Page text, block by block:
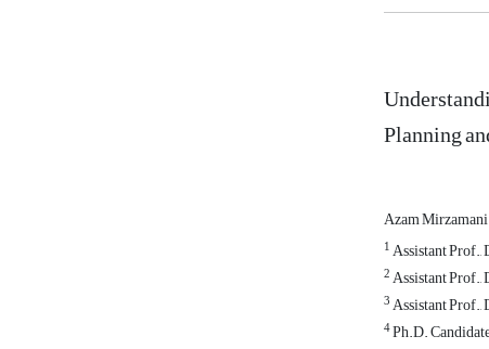
Planning
Azam Mirzamani
1Assistant Prof.,
2Assistant Prof.,
3Assistant Prof.,
4Ph.D.